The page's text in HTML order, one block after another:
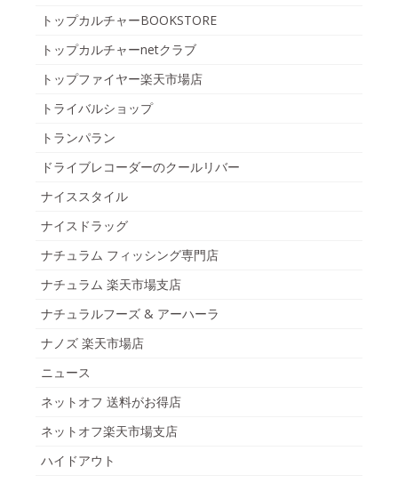
トップカルチャーBOOKSTORE
トップカルチャーnetクラブ
トップファイヤー楽天市場店
トライバルショップ
トランパラン
ドライブレコーダーのクールリバー
ナイススタイル
ナイスドラッグ
ナチュラム フィッシング専門店
ナチュラム 楽天市場支店
ナチュラルフーズ & アーハーラ
ナノズ 楽天市場店
ニュース
ネットオフ 送料がお得店
ネットオフ楽天市場支店
ハイドアウト